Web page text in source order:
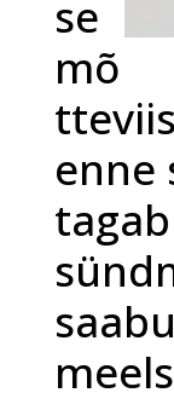
se
mõ
enne